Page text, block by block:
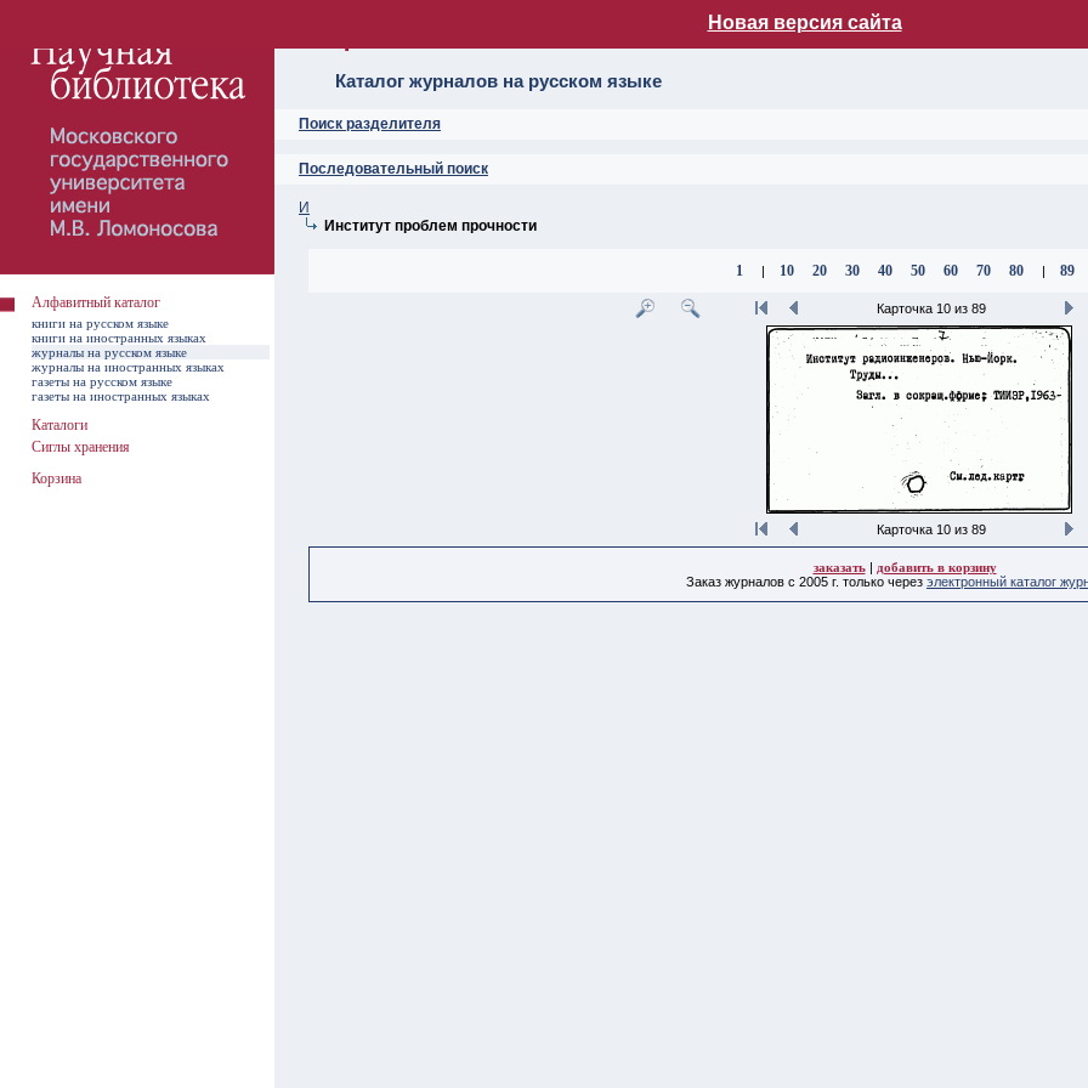
Новая версия сайта
Каталог журналов на русском языке
Поиск разделителя
Последовательный поиск
И
Институт проблем прочности
1 | 10 20 30 40 50 60 70 80 | 89
Карточка 10 из 89
Карточка 10 из 89
заказать| добавить в корзину
Заказ журналов с 2005 г. только через электронный каталог
Алфавитный каталог
книги на русском языке
книги на иностранных языках
журналы на русском языке
журналы на иностранных языках
газеты на русском языке
газеты на иностранных языках
Каталоги
Сиглы хранения
Корзина